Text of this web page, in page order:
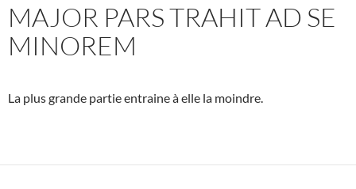
MAJOR PARS TRAHIT AD SE
MINOREM
La plus grande partie entraine à elle la moindre.